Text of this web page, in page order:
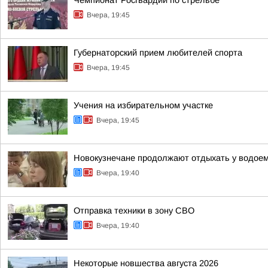
Вчера, 19:45
Губернаторский прием любителей спорта
Вчера, 19:45
Учения на избирательном участке
Вчера, 19:45
Новокузнечане продолжают отдыхать у
Вчера, 19:40
Отправка техники в зону СВО
Вчера, 19:40
Некоторые новшества августа 2026